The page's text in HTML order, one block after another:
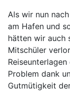
Als wir nun
am Hafen und
hätten wir auch
Mitschüler
Problem dank
Gutmütigkeit